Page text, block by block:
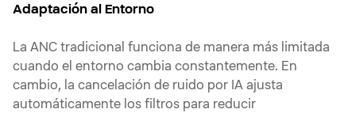
Adaptación al Entorno
La ANC tradicional funciona de manera más limitada
cuando el entorno cambia constantemente. En
cambio, la cancelación de ruido por IA ajusta
automáticamente los filtros para reducir